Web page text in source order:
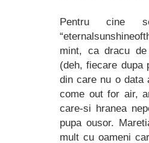
Pentru cine
mint, ca dracu
(deh, fiecare dupa
din care nu o data
come out for air,
care-si hranea
pupa ousor.
mult cu oameni